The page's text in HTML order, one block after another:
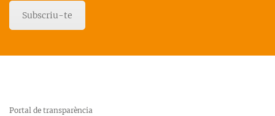
Subscriu-te
Portal de transparència